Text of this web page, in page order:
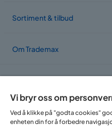
Sortiment & tilbud
Om Trademax
Vi bryr oss om
Ved å klikke på "godta cookies"
enheten din for å forbedre